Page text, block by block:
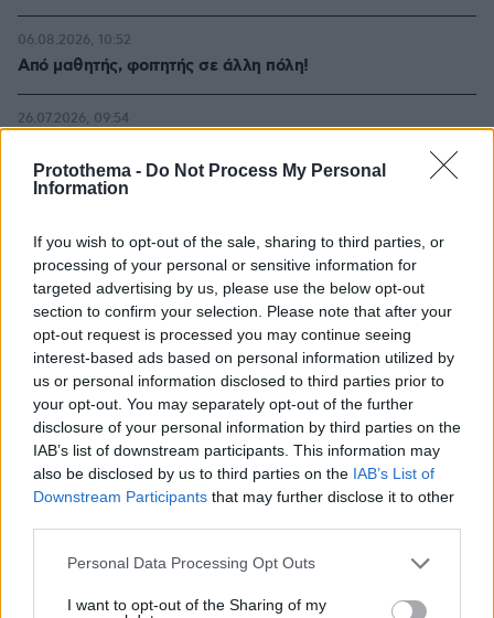
Protothema - Do Not Process My Personal
Information
If you wish to opt-out of the sale, sharing to third parties, or
processing of your personal or sensitive information for
targeted advertising by us, please use the below opt-out
section to confirm your selection. Please note that after your
opt-out request is processed you may continue seeing
interest-based ads based on personal information utilized by
us or personal information disclosed to third parties prior to
your opt-out. You may separately opt-out of the further
disclosure of your personal information by third parties on the
IAB’s list of downstream participants. This information may
also be disclosed by us to third parties on the IAB’s List of
Downstream Participants that may further disclose it to other
Please note that this website/app uses one or more Google
not limited to your visit or usage behaviour. You may click to
Personal Data Processing Opt Outs
I want to opt-out of the Sharing of my
Από μαθητής, φοιτητής σε άλλη πόλη!
06.08.2026, 10:52
σε Bάζει στην Aγορά Eργασίας
26.07.2026, 09:54
ΡΟΗ ΕΙΔΗΣΕΩΝ
Ειδήσεις Δημοφιλή Σχολιασμένα
Μια βιοτεχνολόγος έχασε 10 κιλά χωρίς να στερηθεί το
αγαπημένο της φαγητό – Οι 8 συνήθειες που έκαναν τη
διαφορά
πριν 5 λεπτά
Ουρές και καθυστερήσεις πάνω από 1 ώρα στο
Τελωνείο Ευζώνων, στο ρεύμα εξόδου από την Ελλάδα,
πριν 5 λεπτά
Τα 21 καλύτερα εστιατόρια στο Ιόνιο
πριν 5 λεπτά
πριν 6 λεπτά